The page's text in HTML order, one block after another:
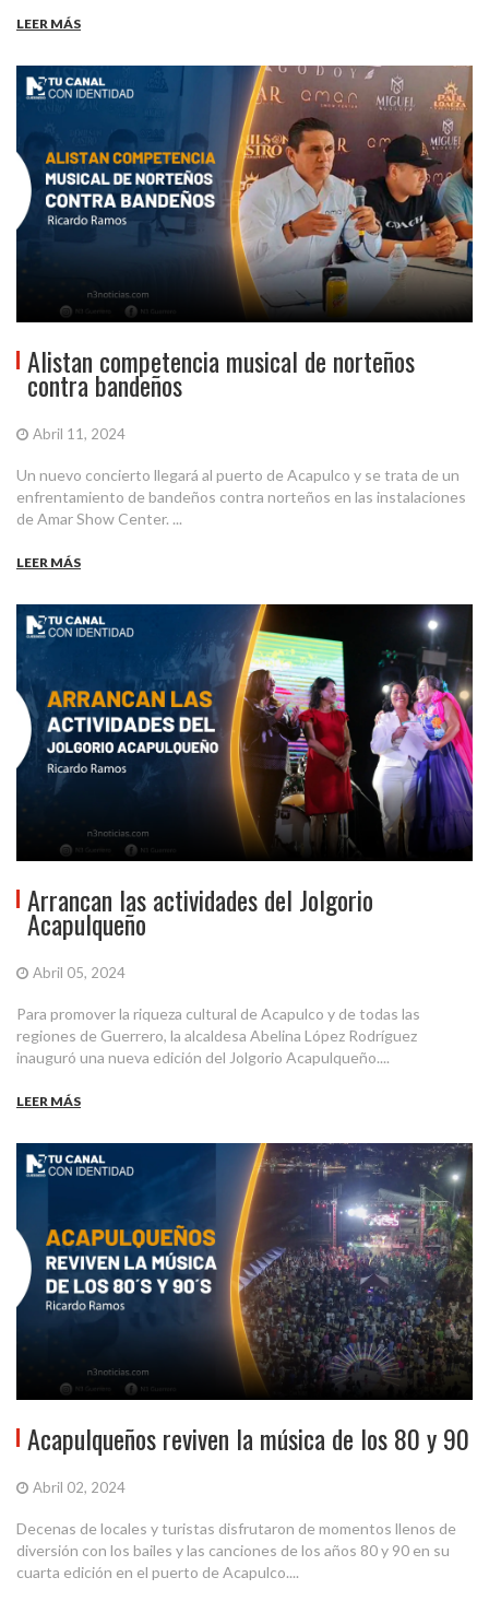
LEER MÁS
Alistan competencia musical de norteños
contra bandeños
Abril 11, 2024
Un nuevo concierto llegará al puerto de Acapulco y se trata de un
enfrentamiento de bandeños contra norteños en las instalaciones
de Amar Show Center. ...
LEER MÁS
Arrancan las actividades del Jolgorio
Acapulqueño
Abril 05, 2024
Para promover la riqueza cultural de Acapulco y de todas las
regiones de Guerrero, la alcaldesa Abelina López Rodríguez
inauguró una nueva edición del Jolgorio Acapulqueño....
LEER MÁS
Acapulqueños reviven la música de los 80 y 90
Abril 02, 2024
Decenas de locales y turistas disfrutaron de momentos llenos de
diversión con los bailes y las canciones de los años 80 y 90 en su
cuarta edición en el puerto de Acapulco....